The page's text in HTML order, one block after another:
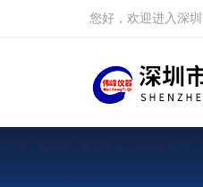
您好，欢迎进入深